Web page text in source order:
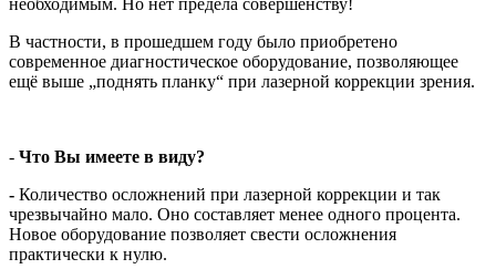
необходимым. Но нет предела совершенству!
В частности, в прошедшем году было приобретено
современное диагностическое оборудование, позволяющее
ещё выше „поднять планку“ при лазерной коррекции зрения.
- Что Вы имеете в виду?
- Количество осложнений при лазерной коррекции и так
чрезвычайно мало. Оно составляет менее одного процента.
Новое оборудование позволяет свести осложнения
практически к нулю.